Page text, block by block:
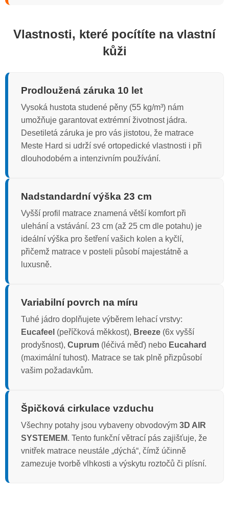
Vlastnosti, které pocítíte na vlastní
kůži
Prodloužená záruka 10 let
Vysoká hustota studené pěny (55 kg/m³) nám
umožňuje garantovat extrémní životnost jádra.
Desetiletá záruka je pro vás jistotou, že matrace
Meste Hard si udrží své ortopedické vlastnosti i při
dlouhodobém a intenzivním používání.
Nadstandardní výška 23 cm
Vyšší profil matrace znamená větší komfort při
ulehání a vstávání. 23 cm (až 25 cm dle potahu) je
ideální výška pro šetření vašich kolen a kyčlí,
přičemž matrace v posteli působí majestátně a
luxusně.
Variabilní povrch na míru
Tuhé jádro doplňujete výběrem lehací vrstvy:
Eucafeel (peříčková měkkost), Breeze (6x vyšší
prodyšnost), Cuprum (léčivá měď) nebo Eucahard
(maximální tuhost). Matrace se tak plně přizpůsobí
vašim požadavkům.
Špičková cirkulace vzduchu
Všechny potahy jsou vybaveny obvodovým 3D AIR
SYSTEMEM. Tento funkční větrací pás zajišťuje, že
vnitřek matrace neustále „dýchá“, čímž účinně
zamezuje tvorbě vlhkosti a výskytu roztočů či plísní.